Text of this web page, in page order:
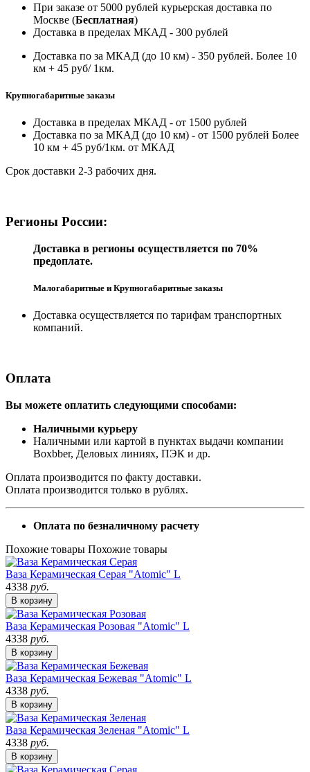
При заказе от 5000 рублей курьерская доставка по
Москве (Бесплатная)
Доставка в пределах МКАД - 300 рублей
Доставка по за МКАД (до 10 км) - 350 рублей. Более 10
км + 45 руб/ 1км.
Крупногабаритные заказы
Доставка в пределах МКАД - от 1500 рублей
Доставка по за МКАД (до 10 км) - от 1500 рублей Более
10 км + 45 руб/1км. от МКАД
Срок доставки 2-3 рабочих дня.
Регионы России:
Доставка в регионы осуществляется по 70%
предоплате.
Малогабаритные и Крупногабаритные заказы
Доставка осуществляется по тарифам транспортных
компаний.
Оплата
Вы можете оплатить следующими способами:
Наличными курьеру
Наличными или картой в пунктах выдачи компании
Boxbber, Деловых линиях, ПЭК и др.
Оплата производится по факту доставки.
Оплата производится только в рублях.
Оплата по безналичному расчету
Похожие товары Похожие товары
Ваза Керамическая Серая "Atomic" L
4338 руб.
В корзину
Ваза Керамическая Розовая "Atomic" L
4338 руб.
В корзину
Ваза Керамическая Бежевая "Atomic" L
4338 руб.
В корзину
Ваза Керамическая Зеленая "Atomic" L
4338 руб.
В корзину